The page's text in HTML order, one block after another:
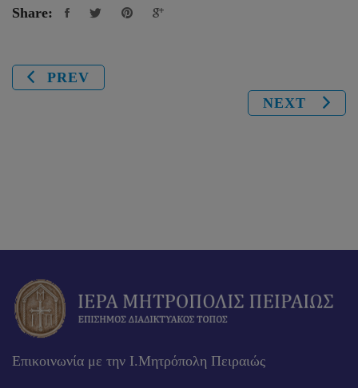
Share:
PREV
NEXT
Επικοινωνία με την Ι.Μητρόπολη Πειραιώς